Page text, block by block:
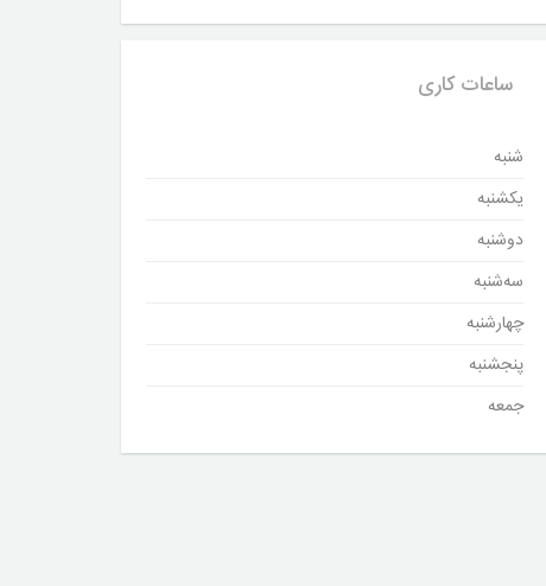
ساعات کاری
شنبه
یکشنبه
دوشنبه
سه‌شنبه
چهارشنبه
پنجشنبه
جمعه